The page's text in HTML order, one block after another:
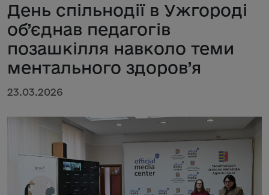
День спільнодії в Ужгороді
об’єднав педагогів
позашкілля навколо теми
ментального здоров’я
23.03.2026